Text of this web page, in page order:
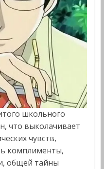
школьного
что выколачивает
чувств,
комплименты,
общей тайны